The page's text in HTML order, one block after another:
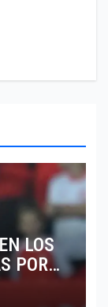
LOS
POR